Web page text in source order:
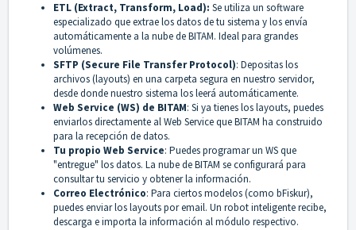
ETL (Extract, Transform, Load): Se utiliza un software
especializado que extrae los datos de tu sistema y los envía
automáticamente a la nube de BITAM. Ideal para grandes
volúmenes.
SFTP (Secure File Transfer Protocol): Depositas los
archivos (layouts) en una carpeta segura en nuestro servidor,
desde donde nuestro sistema los leerá automáticamente.
Web Service (WS) de BITAM: Si ya tienes los layouts, puedes
enviarlos directamente al Web Service que BITAM ha construido
para la recepción de datos.
Tu propio Web Service: Puedes programar un WS que
"entregue" los datos. La nube de BITAM se configurará para
consultar tu servicio y obtener la información.
Correo Electrónico: Para ciertos modelos (como bFiskur),
puedes enviar los layouts por email. Un robot inteligente recibe,
descarga e importa la información al módulo respectivo.